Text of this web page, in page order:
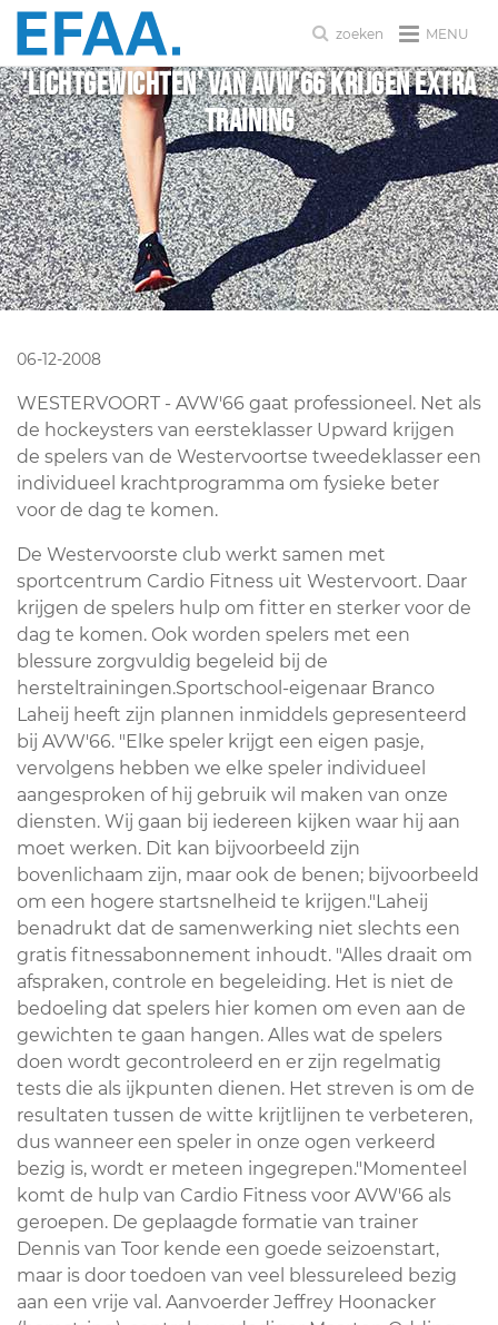
MENU
zoeken
'Lichtgewichten' van AVW'66 krijgen extra
training
06-12-2008
WESTERVOORT - AVW'66 gaat professioneel. Net als
de hockeysters van eersteklasser Upward krijgen
de spelers van de Westervoortse tweedeklasser een
individueel krachtprogramma om fysieke beter
voor de dag te komen.
De Westervoorste club werkt samen met
sportcentrum Cardio Fitness uit Westervoort. Daar
krijgen de spelers hulp om fitter en sterker voor de
dag te komen. Ook worden spelers met een
blessure zorgvuldig begeleid bij de
hersteltrainingen.Sportschool-eigenaar Branco
Laheij heeft zijn plannen inmiddels gepresenteerd
bij AVW'66. "Elke speler krijgt een eigen pasje,
vervolgens hebben we elke speler individueel
aangesproken of hij gebruik wil maken van onze
diensten. Wij gaan bij iedereen kijken waar hij aan
moet werken. Dit kan bijvoorbeeld zijn
bovenlichaam zijn, maar ook de benen; bijvoorbeeld
om een hogere startsnelheid te krijgen."Laheij
benadrukt dat de samenwerking niet slechts een
gratis fitnessabonnement inhoudt. "Alles draait om
afspraken, controle en begeleiding. Het is niet de
bedoeling dat spelers hier komen om even aan de
gewichten te gaan hangen. Alles wat de spelers
doen wordt gecontroleerd en er zijn regelmatig
tests die als ijkpunten dienen. Het streven is om de
resultaten tussen de witte krijtlijnen te verbeteren,
dus wanneer een speler in onze ogen verkeerd
bezig is, wordt er meteen ingegrepen."Momenteel
komt de hulp van Cardio Fitness voor AVW'66 als
geroepen. De geplaagde formatie van trainer
Dennis van Toor kende een goede seizoenstart,
maar is door toedoen van veel blessureleed bezig
aan een vrije val. Aanvoerder Jeffrey Hoonacker